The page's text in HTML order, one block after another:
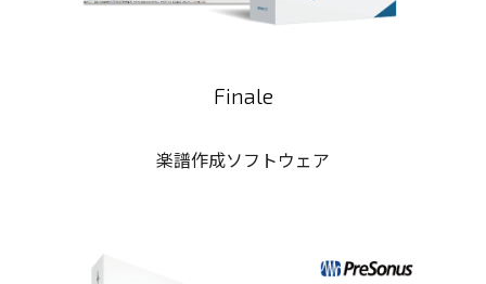
Finale
楽譜作成ソフトウェア